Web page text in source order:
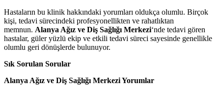
Hastaların bu klinik hakkındaki yorumları oldukça olumlu. Birçok
kişi, tedavi sürecindeki profesyonellikten ve rahatlıktan
memnun. Alanya Ağız ve Diş Sağlığı Merkezi‘nde tedavi gören
hastalar, güler yüzlü ekip ve etkili tedavi süreci sayesinde genellikle
olumlu geri dönüşlerde bulunuyor.
Sık Sorulan Sorular
Alanya Ağız ve Diş Sağlığı Merkezi Yorumlar